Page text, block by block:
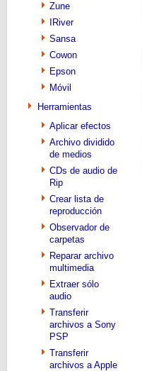
Zune
IRiver
Sansa
Cowon
Epson
Móvil
Herramientas
Aplicar efectos
Archivo dividido
de medios
CDs de audio de
Rip
Crear lista de
reproducción
Observador de
carpetas
Reparar archivo
multimedia
Extraer sólo
audio
Transferir
archivos a Sony
PSP
Transferir
archivos a Apple